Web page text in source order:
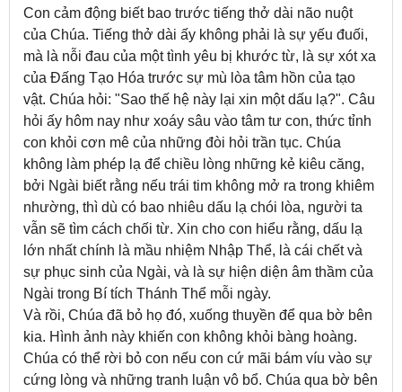
Con cảm động biết bao trước tiếng thở dài não nuột
của Chúa. Tiếng thở dài ấy không phải là sự yếu đuối,
mà là nỗi đau của một tình yêu bị khước từ, là sự xót xa
của Đấng Tạo Hóa trước sự mù lòa tâm hồn của tạo
vật. Chúa hỏi: "Sao thế hệ này lại xin một dấu lạ?". Câu
hỏi ấy hôm nay như xoáy sâu vào tâm tư con, thức tỉnh
con khỏi cơn mê của những đòi hỏi trần tục. Chúa
không làm phép lạ để chiều lòng những kẻ kiêu căng,
bởi Ngài biết rằng nếu trái tim không mở ra trong khiêm
nhường, thì dù có bao nhiêu dấu lạ chói lòa, người ta
vẫn sẽ tìm cách chối từ. Xin cho con hiểu rằng, dấu lạ
lớn nhất chính là mầu nhiệm Nhập Thể, là cái chết và
sự phục sinh của Ngài, và là sự hiện diện âm thầm của
Ngài trong Bí tích Thánh Thể mỗi ngày.
Và rồi, Chúa đã bỏ họ đó, xuống thuyền để qua bờ bên
kia. Hình ảnh này khiến con không khỏi bàng hoàng.
Chúa có thể rời bỏ con nếu con cứ mãi bám víu vào sự
cứng lòng và những tranh luận vô bổ. Chúa qua bờ bên